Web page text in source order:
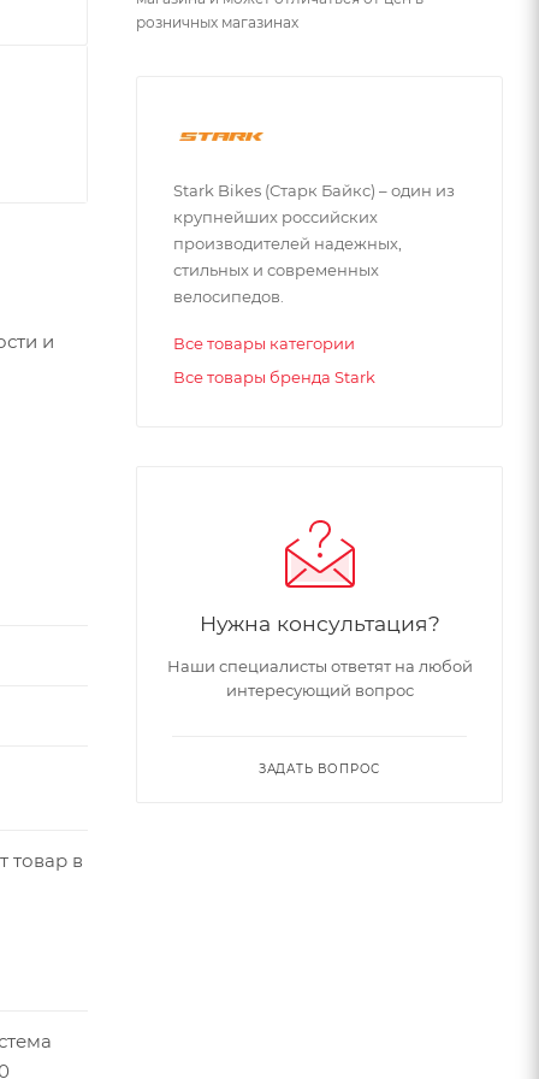
и
товар в
розничных магазинах
Stark Bikes (Старк Байкс) – один из
крупнейших российских
производителей надежных,
стильных и современных
велосипедов.
Все товары категории
Все товары бренда Stark
Нужна консультация?
Наши специалисты ответят на любой
интересующий вопрос
ЗАДАТЬ ВОПРОС